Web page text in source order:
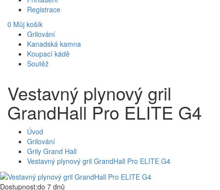
Registrace
0 Můj košík
Grilování
Kanadská kamna
Koupací kádě
Soutěž
Vestavný plynový gril
GrandHall Pro ELITE G4
Úvod
Grilování
Grily Grand Hall
Vestavný plynový gril GrandHall Pro ELITE G4
Dostupnost:do 7 dnů